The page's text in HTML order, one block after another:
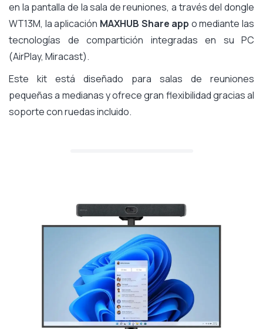
en la pantalla de la sala de reuniones, a través del dongle
WT13M, la aplicación MAXHUB Share app o mediante las
tecnologías de compartición integradas en su PC
(AirPlay, Miracast).
Este kit está diseñado para salas de reuniones
pequeñas a medianas y ofrece gran flexibilidad gracias al
soporte con ruedas incluido.